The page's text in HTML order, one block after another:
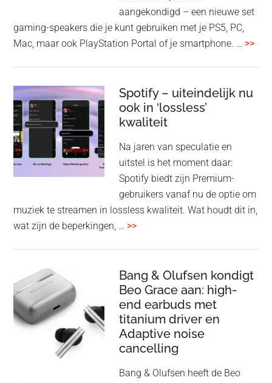
aangekondigd – een nieuwe set
gaming-speakers die je kunt gebruiken met je PS5, PC,
Mac, maar ook PlayStation Portal of je smartphone. … >>
Spotify – uiteindelijk nu
ook in ‘lossless’
kwaliteit
Na jaren van speculatie en
uitstel is het moment daar:
Spotify biedt zijn Premium-
gebruikers vanaf nu de optie om
muziek te streamen in lossless kwaliteit. Wat houdt dit in,
wat zijn de beperkingen, … >>overSpotify
nu
ook
in
‘lossless’
kwaliteit
Bang & Olufsen kondigt
Beo Grace aan: high-
end earbuds met
titanium driver en
Adaptive noise
cancelling
Bang & Olufsen heeft de Beo